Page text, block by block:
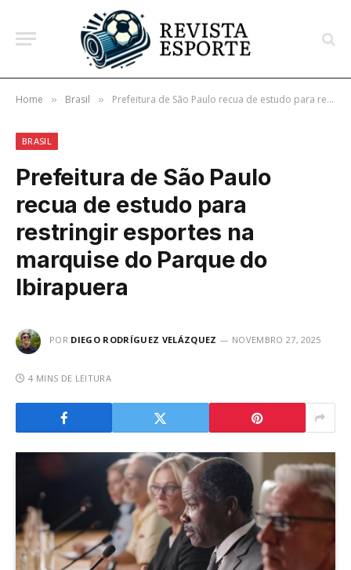
Home » Brasil » Prefeitura de São Paulo recua de estudo para restringir esportes na marquise do Parque do Ibirapuera
BRASIL
Prefeitura de São Paulo
recua de estudo para
restringir esportes na
marquise do Parque do
Ibirapuera
POR DIEGO RODRÍGUEZ VELÁZQUEZ NOVEMBRO 27, 2025
4 MINS DE LEITURA